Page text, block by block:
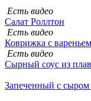
Есть видео
Салат Роллтон
Есть видео
Коврижка с
Есть видео
Сырный соус из
Запеченный с